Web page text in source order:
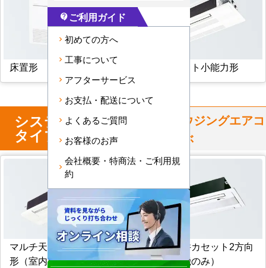
床置形 天井カセット小能力形
システム マルチ
タイプ
からハウジングエアコ
ンを選ぶ
マルチ天井カセット1方向
形（室内機のみ）
マルチ天井カセット2方向
形（室内機のみ）
contact_support ご利用ガイド
初めての方へ
工事について
アフターサービス
お支払・配送について
よくあるご質問
お客様のお声
会社概要・特商法・ご利用規
約